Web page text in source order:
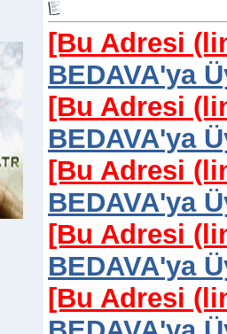
[Bu Adresi
BEDAVA'ya
[Bu Adresi
BEDAVA'ya
[Bu Adresi
BEDAVA'ya
[Bu Adresi
BEDAVA'ya
[Bu Adresi